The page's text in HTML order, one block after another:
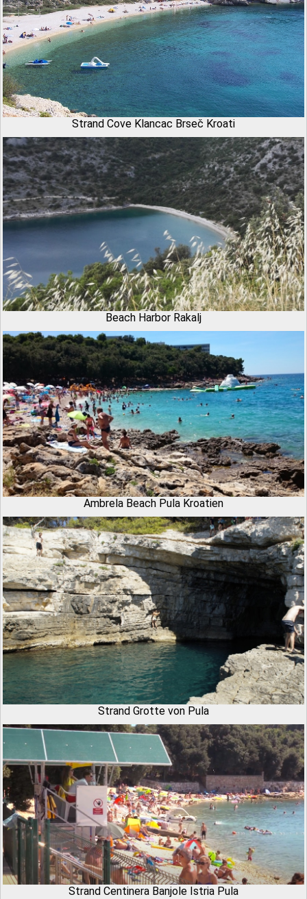
Strand Cove Klancac Brseč Kroati
Beach Harbor Rakalj
Ambrela Beach Pula Kroatien
Strand Grotte von Pula
Strand Centinera Banjole Istria Pula